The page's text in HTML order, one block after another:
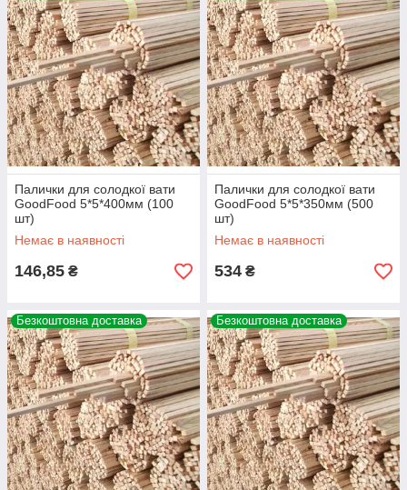
Палички для солодкої вати
GoodFood 5*5*400мм (100
шт)
Немає в наявності
146,85 ₴
Палички для солодкої вати
GoodFood 5*5*350мм (500
шт)
Немає в наявності
534 ₴
Безкоштовна доставка Безкоштовна доставка